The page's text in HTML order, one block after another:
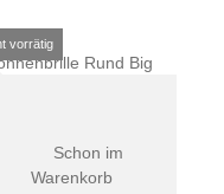
Schon im
Warenkorb